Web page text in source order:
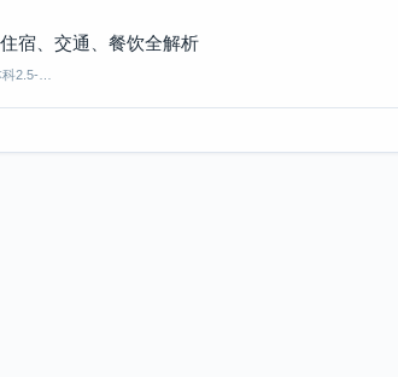
宿、交通、餐饮全解析
2.5-…